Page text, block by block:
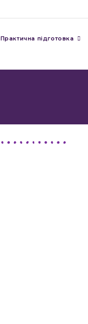
Практична підготовка